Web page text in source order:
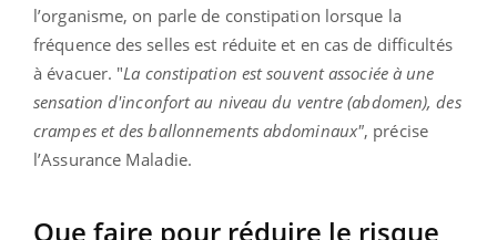
l’organisme, on parle de constipation lorsque la
fréquence des selles est réduite et en cas de difficultés
à évacuer. "La constipation est souvent associée à une
sensation d'inconfort au niveau du ventre (abdomen), des
crampes et des ballonnements abdominaux", précise
l’Assurance Maladie.
Que faire pour réduire le risque